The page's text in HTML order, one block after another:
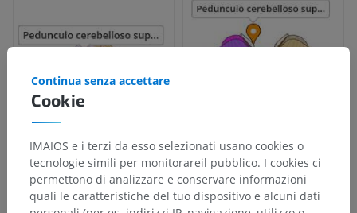
Cookie
Continua senza accettare
IMAIOS e i terzi da esso selezionati usano cookies o
tecnologie simili per monitorareil pubblico. I cookies ci
permettono di analizzare e conservare informazioni
quali le caratteristiche del tuo dispositivo e alcuni dati